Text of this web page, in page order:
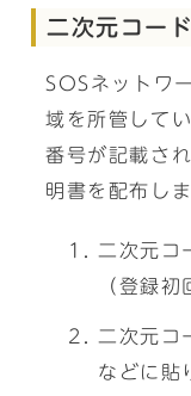
二次元コー
SOSネットワ
域を所管して
番号が記載さ
明書を配布しま
二次元コ
（登録初
二次元コ
などに貼